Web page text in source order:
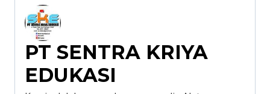
PT SENTRA KRIYA
EDUKASI